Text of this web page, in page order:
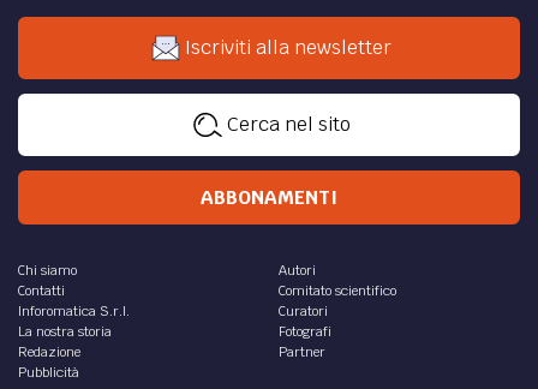
Iscriviti alla newsletter
Cerca nel sito
ABBONAMENTI
Chi siamo
Contatti
Inforomatica S.r.l.
La nostra storia
Redazione
Pubblicità
Autori
Comitato scientifico
Curatori
Fotografi
Partner